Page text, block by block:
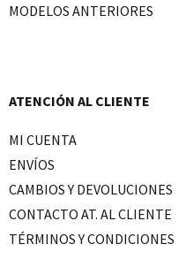
MODELOS ANTERIORES
ATENCIÓN AL CLIENTE
MI CUENTA
ENVÍOS
CAMBIOS Y DEVOLUCIONES
CONTACTO AT. AL CLIENTE
TÉRMINOS Y CONDICIONES